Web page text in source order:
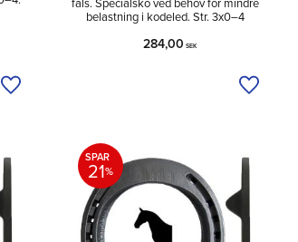
Tilføj til ønskeliste
fals. Specialsko ved behov for mindre
belastning i kodeled. Str. 3x0–4
284,00 SEK
Tilføj til
SPAR
21%